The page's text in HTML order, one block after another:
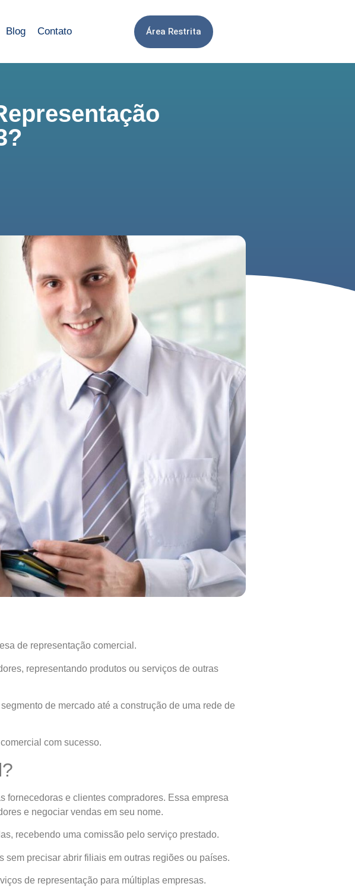
Blog Contato Área Restrita
de representação comercial.
representando produtos ou serviços de outras
de mercado até a construção de uma rede de
com sucesso.
fornecedoras e clientes compradores. Essa empresa
e negociar vendas em seu nome.
recebendo uma comissão pelo serviço prestado.
precisar abrir filiais em outras regiões ou países.
de representação para múltiplas empresas.